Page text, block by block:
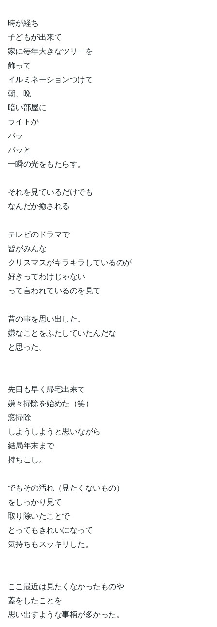
時が経ち
子どもが出来て
家に毎年大きなツリーを
飾って
イルミネーションつけて
朝、晩
暗い部屋に
ライトが
パッ
パッと
一瞬の光をもたらす。
それを見ているだけでも
なんだか癒される
テレビのドラマで
皆がみんな
クリスマスがキラキラしているのが
好きってわけじゃない
って言われているのを見て
昔の事を思い出した。
嫌なことをふたしていたんだな
と思った。
先日も早く帰宅出来て
嫌々掃除を始めた（笑）
窓掃除
しようしようと思いながら
結局年末まで
持ちこし。
でもその汚れ（見たくないもの）
をしっかり見て
取り除いたことで
とってもきれいになって
気持ちもスッキリした。
ここ最近は見たくなかったものや
蓋をしたことを
思い出すような事柄が多かった。